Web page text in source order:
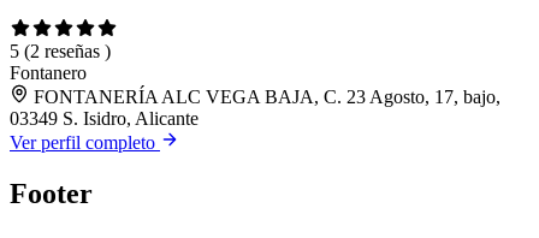
5 (2 reseñas )
Fontanero
FONTANERÍA ALC VEGA BAJA, C. 23 Agosto, 17, bajo,
03349 S. Isidro, Alicante
Ver perfil completo
Footer